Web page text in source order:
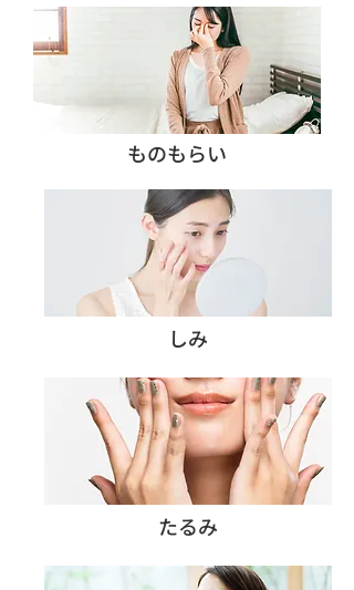
ものもらい
しみ
たるみ